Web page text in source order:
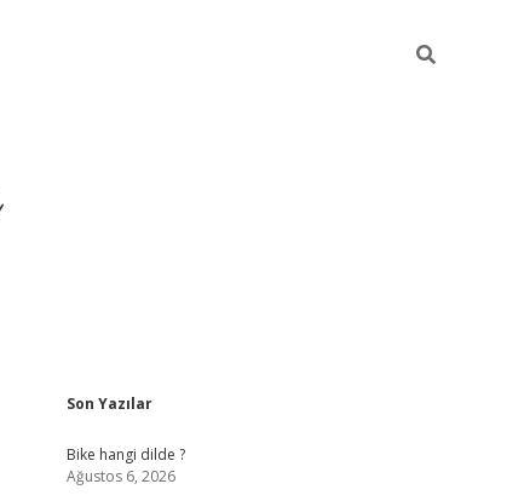
Sidebar
Son Yazılar
Bike hangi dilde ?
Ağustos 6, 2026